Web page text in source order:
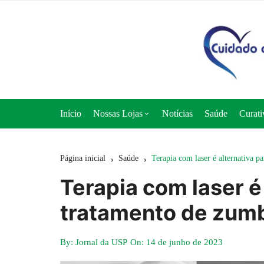
Início Nossas Lojas
Loja Curativos Express
Notícias Saúde
Página inicial Saúde Terapia com laser é alternativa
Terapia com laser
tratamento de
By: Jornal da USP On: 14 de junho de 2023